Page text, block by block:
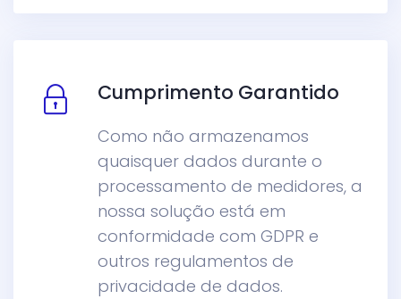
Cumprimento Garantido
Como não armazenamos
quaisquer dados durante o
processamento de medidores, a
nossa solução está em
conformidade com GDPR e
outros regulamentos de
privacidade de dados.